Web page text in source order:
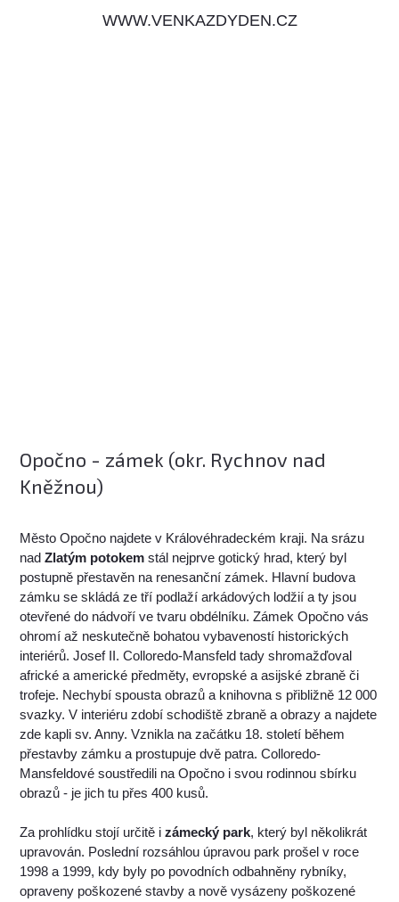
WWW.VENKAZDYDEN.CZ
Opočno - zámek (okr. Rychnov nad
Kněžnou)
Město Opočno najdete v Královéhradeckém kraji. Na srázu
nadZlatým potokem stál nejprve gotický hrad, který byl
postupně přestavěn na renesanční zámek. Hlavní budova
zámku se skládá ze tří podlaží arkádových lodžií a ty jsou
otevřené do nádvoří ve tvaru obdélníku. Zámek Opočno vás
ohromí až neskutečně bohatou vybaveností historických
interiérů. Josef II. Colloredo-Mansfeld tady shromažďoval
africké a americké předměty, evropské a asijské zbraně či
trofeje. Nechybí spousta obrazů a knihovna s přibližně 12 000
svazky. V interiéru zdobí schodiště zbraně a obrazy a najdete
zde kapli sv. Anny. Vznikla na začátku 18. století během
přestavby zámku a prostupuje dvě patra. Colloredo-
Mansfeldové soustředili na Opočno i svou rodinnou sbírku
obrazů - je jich tu přes 400 kusů.
Za prohlídku stojí určitě izámecký park, který byl několikrát
upravován. Poslední rozsáhlou úpravou park prošel v roce
1998 a 1999, kdy byly po povodních odbahněny rybníky,
opraveny poškozené stavby a nově vysázeny poškozené